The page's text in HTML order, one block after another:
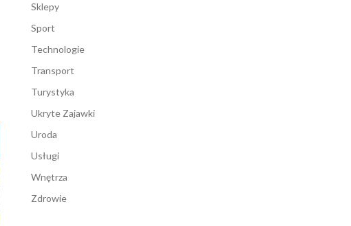
Sklepy
Sport
Technologie
Transport
Turystyka
Ukryte Zajawki
Uroda
Usługi
Wnętrza
Zdrowie